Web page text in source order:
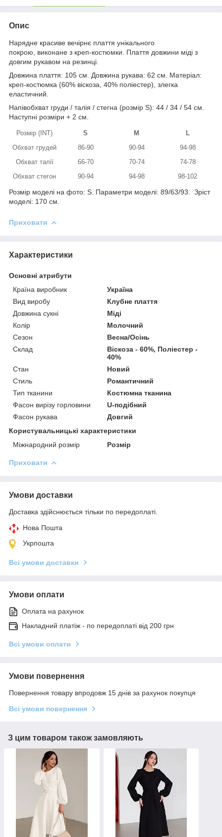
Опис
Нарядне красиве вечірнє плаття унікального
покрою, виконане з креп-костюмки. Плаття довжини міді з
довгим рукавом на резинці.
Довжина плаття: 105 см. Довжина рукава: 62 см. Матеріал:
креп-костюмка (60% віскоза, 40% поліестер), злегка
еластичний.
Напівобхват груди / талія / стегна (розмір S): 44 / 34 / 54 см.
Наступні розміри + 2 см.
Розмір (INT) S M
L
Обхват грудей
86-90 90-94
94-98
Обхват талії
66-70 70-74
74-78
Обхват стегон
90-94 94-98 98-102
Розмір моделі на фото: S. Параметри моделі: 89/63/93. Зріст
моделі: 170 см.
Приховати
Характеристики
Основні атрибути
Країна виробник
Україна
Вид виробу
Клубне плаття
Довжина сукні
Міді
Колір
Молочний
Сезон
Весна/Осінь
Склад
Віскоза - 60%, Поліестер -
40%
Стан
Новий
Стиль
Романтичний
Тип тканини
Костюмна тканина
Фасон вирізу горловини
U-подібний
Фасон рукава
Довгий
Користувальницькі характеристики
Міжнародний розмір
Розмір
Приховати
Умови доставки
Доставка здійснюється тільки по передоплаті.
Нова Пошта
Укрпошта
Всі умови доставки
Умови оплати
Оплата на рахунок
Накладний платіж - по передоплаті від 200 грн
Всі умови оплати
Умови повернення
Повернення товару впродовж 15 днів за рахунок покупця
Всі умови повернення
З цим товаром також замовляють